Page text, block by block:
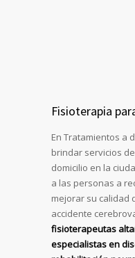
Fisioterapia
En Tratamientos a
brindar servicios
domicilio en la
a las personas a
mejorar su calidad
accidente
fisioterapeutas
especialistas en